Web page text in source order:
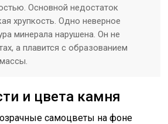
Основной недостаток
хрупкость. Одно неверное
минерала нарушена. Он не
а плавится с образованием
и цвета камня
самоцветы на фоне